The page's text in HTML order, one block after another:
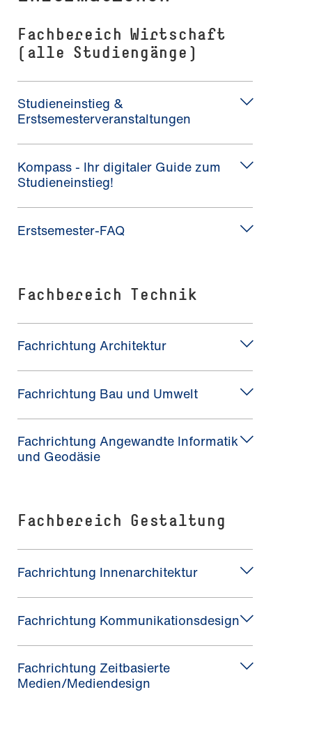
Fachbereich Wirtschaft
(alle Studiengänge)
Studieneinstieg &
Erstsemesterveranstaltungen
Kompass - Ihr digitaler Guide zum
Studieneinstieg!
Erstsemester-FAQ
Fachbereich Technik
Fachrichtung Architektur
Fachrichtung Bau und Umwelt
Fachrichtung Angewandte Informatik
und Geodäsie
Fachbereich Gestaltung
Fachrichtung Innenarchitektur
Fachrichtung Kommunikationsdesign
Fachrichtung Zeitbasierte
Medien/Mediendesign